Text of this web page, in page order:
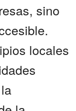
sino
locales